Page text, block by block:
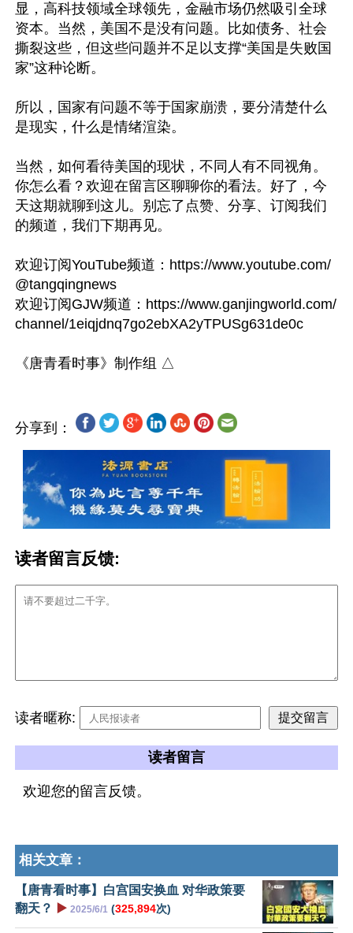
显，高科技领域全球领先，金融市场仍然吸引全球
资本。当然，美国不是没有问题。比如债务、社会
撕裂这些，但这些问题并不足以支撑“美国是失败国
家”这种论断。
所以，国家有问题不等于国家崩溃，要分清楚什么
是现实，什么是情绪渲染。
当然，如何看待美国的现状，不同人有不同视角。
你怎么看？欢迎在留言区聊聊你的看法。好了，今
天这期就聊到这儿。别忘了点赞、分享、订阅我们
的频道，我们下期再见。
欢迎订阅YouTube频道：https://www.youtube.com/
@tangqingnews
欢迎订阅GJW频道：https://www.ganjingworld.com/
channel/1eiqjdnq7go2ebXA2yTPUSg631de0c
分享到：
读者留言反馈:
读者暱称:
读者留言
欢迎您的留言反馈。
相关文章：
【唐青看时事】白宫国安换血 对华政策要
翻天？
▶️ 2025/6/1 (325,894次)